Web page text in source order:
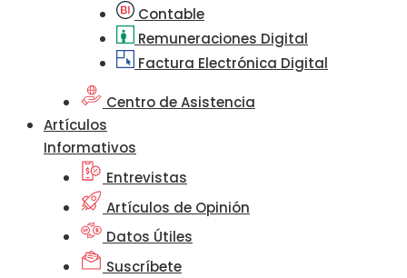
Contable
Remuneraciones Digital
Factura Electrónica Digital
Centro de Asistencia
Artículos
Informativos
Entrevistas
Artículos de Opinión
Datos Útiles
Suscríbete